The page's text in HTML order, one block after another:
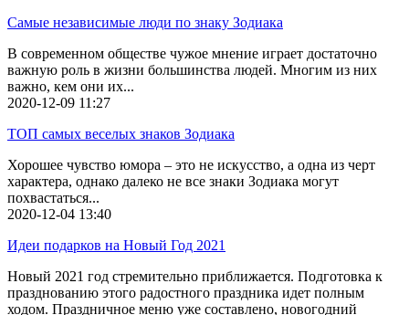
Самые независимые люди по знаку Зодиака
В современном обществе чужое мнение играет достаточно
важную роль в жизни большинства людей. Многим из них
важно, кем они их...
2020-12-09 11:27
ТОП самых веселых знаков Зодиака
Хорошее чувство юмора – это не искусство, а одна из черт
характера, однако далеко не все знаки Зодиака могут
похвастаться...
2020-12-04 13:40
Идеи подарков на Новый Год 2021
Новый 2021 год стремительно приближается. Подготовка к
празднованию этого радостного праздника идет полным
ходом. Праздничное меню уже составлено, новогодний